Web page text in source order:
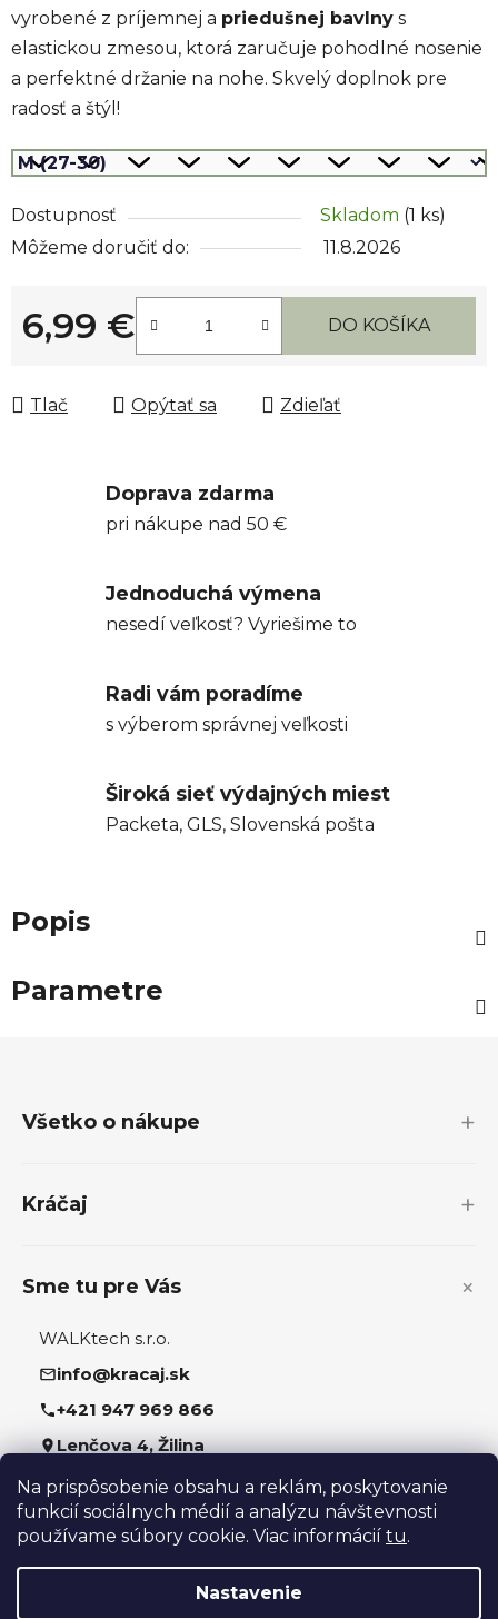
Na prispôsobenie obsahu a reklám, poskytovanie
funkcií sociálnych médií a analýzu návštevnosti
používame súbory cookie. Viac informácií tu.
Nastavenie
vyrobené z príjemnej a priedušnej bavlny s
elastickou zmesou, ktorá zaručuje pohodlné nosenie
a perfektné držanie na nohe. Skvelý doplnok pre
radosť a štýl!
Dostupnosť Skladom (1 ks)
Môžeme doručiť do:
11.8.2026
6,99 €
Jednotková cena:
DO KOŠÍKA
Tlač Opýtať sa Zdieľať
Doprava zdarma
pri nákupe nad 50 €
Jednoduchá výmena
nesedí veľkosť? Vyriešime to
Radi vám poradíme
s výberom správnej veľkosti
Široká sieť výdajných miest
Packeta, GLS, Slovenská pošta
Popis
Parametre
Všetko o nákupe
Kráčaj
Sme tu pre Vás
WALKtech s.r.o.
info@kracaj.sk
+421 947 969 866
Lenčova 4, Žilina
Sledujte nás